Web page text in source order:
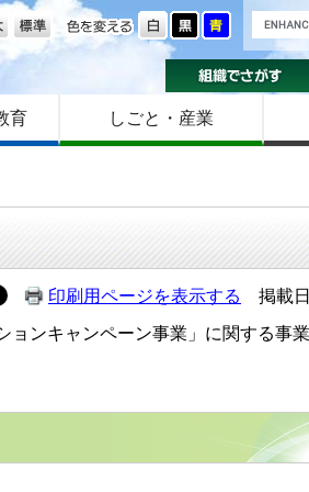
色を変える
大きさ
育 しごと・産業
印刷用ページを表示する
掲載日
ンキャンペーン事業」に関する事